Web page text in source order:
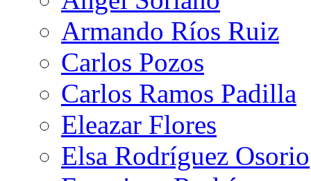
Armando Ríos Ruiz
Carlos Pozos
Carlos Ramos Padilla
Eleazar Flores
Elsa Rodríguez Osorio